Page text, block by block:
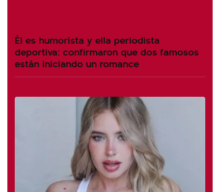
Él es humorista y ella periodista
deportiva: confirmaron que dos famosos
están iniciando un romance